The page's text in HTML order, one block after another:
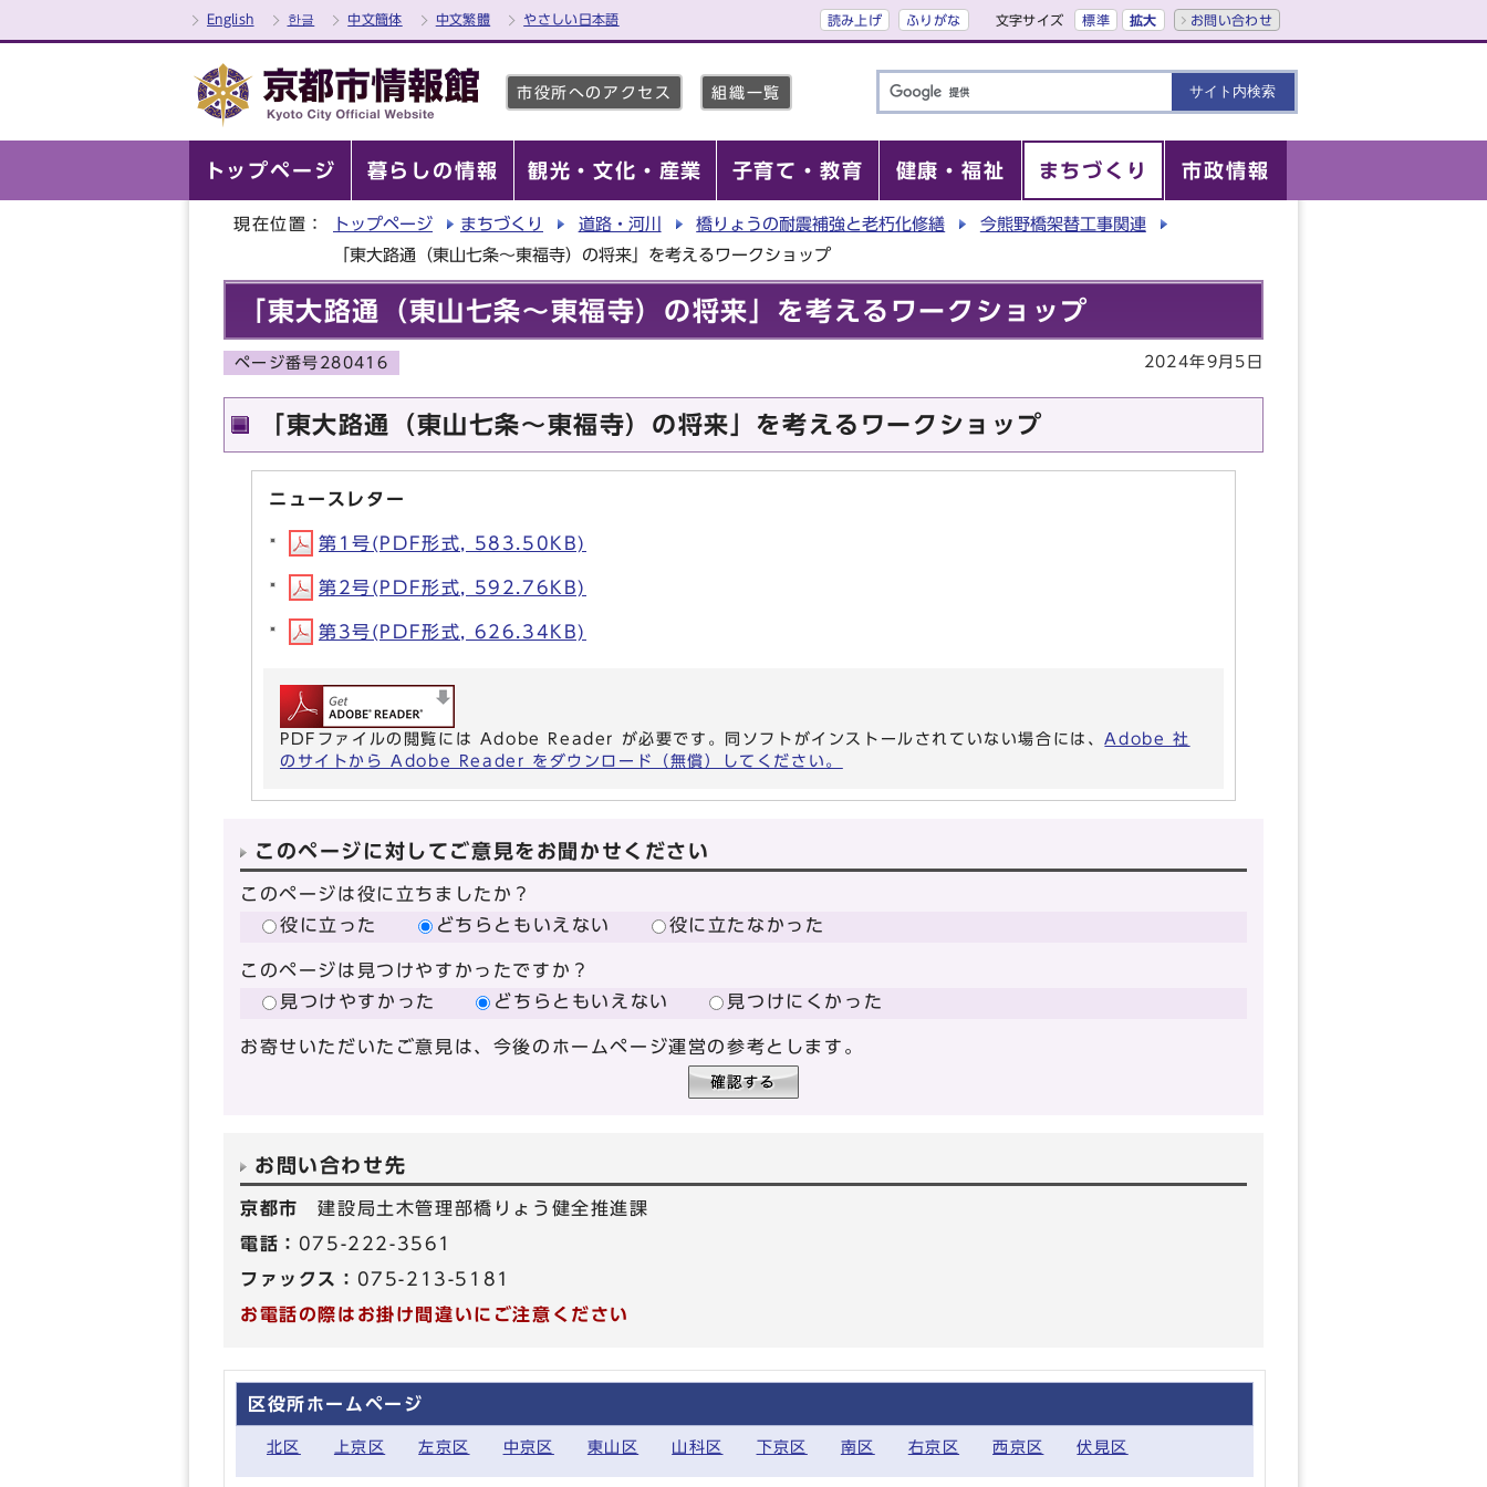
English 한글 中文簡体 中文繁體 やさしい日本語 読み上げ ふりがな 文字サイズ 標準 拡大 お問い合わせ
市役所へのアクセス 組織一覧
トップページ 暮らしの情報 観光・文化・産業 子育て・教育 健康・福祉 まちづくり 市政情報
現在位置： トップページ まちづくり 道路・河川 橋りょうの耐震補強と老朽化修繕
今熊野橋架替工事関連
「東大路通（東山七条～東福寺）の将来」を考えるワークショップ
「東大路通（東山七条～東福寺）の将来」を考えるワークショップ
ページ番号280416 2024年9月5日
「東大路通（東山七条～東福寺）の将来」を考えるワークショップ
ニュースレター
第1号(PDF形式, 583.50KB)
第2号(PDF形式, 592.76KB)
第3号(PDF形式, 626.34KB)
PDFファイルの閲覧には Adobe Reader が必要です。同ソフトがインストールされていない場合には、Adobe 社
のサイトから Adobe Reader をダウンロード（無償）してください。
このページに対してご意見をお聞かせください
このページは役に立ちましたか？
役に立った
どちらともいえない 役に立たなかった
このページは見つけやすかったですか？
見つけやすかった
どちらともいえない 見つけにくかった
お寄せいただいたご意見は、今後のホームページ運営の参考とします。
お問い合わせ先
京都市建設局土木管理部橋りょう健全推進課
電話： 075-222-3561
ファックス： 075-213-5181
お電話の際はお掛け間違いにご注意ください
区役所ホームページ
北区 上京区 左京区 中京区 東山区 山科区 下京区 南区 右京区 西京区 伏見区